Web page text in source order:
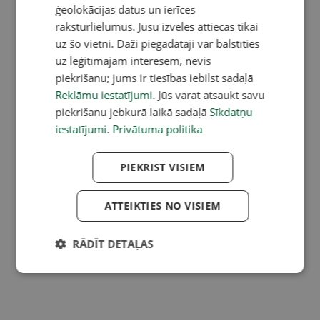
ģeolokācijas datus un ierīces
raksturlielumus. Jūsu izvēles attiecas tikai
uz šo vietni. Daži piegādātāji var balstīties
uz leģitīmajām interesēm, nevis
piekrišanu; jums ir tiesības iebilst sadaļā
Reklāmu iestatījumi. Jūs varat atsaukt savu
piekrišanu jebkurā laikā sadaļā Sīkdatņu
iestatījumi. Privātuma politika
PIEKRIST VISIEM
ATTEIKTIES NO VISIEM
RĀDĪT DETAĻAS